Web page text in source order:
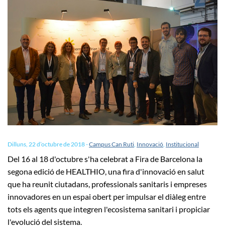
Dilluns, 22 d’octubre de 2018-Campus Can Ruti, Innovació, Institucional
Del 16 al 18 d'octubre s'ha celebrat a Fira de Barcelona la
segona edició de HEALTHIO, una fira d'innovació en salut
que ha reunit ciutadans, professionals sanitaris i empreses
innovadores en un espai obert per impulsar el diàleg entre
tots els agents que integren l'ecosistema sanitari i propiciar
l'evolució del sistema.